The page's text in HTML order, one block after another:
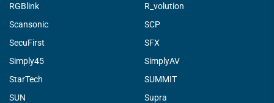
RGBlink
R_volution
Scansonic
SCP
SecuFirst
SFX
Simply45
SimplyAV
StarTech
SUMMIT
SUN
Supra